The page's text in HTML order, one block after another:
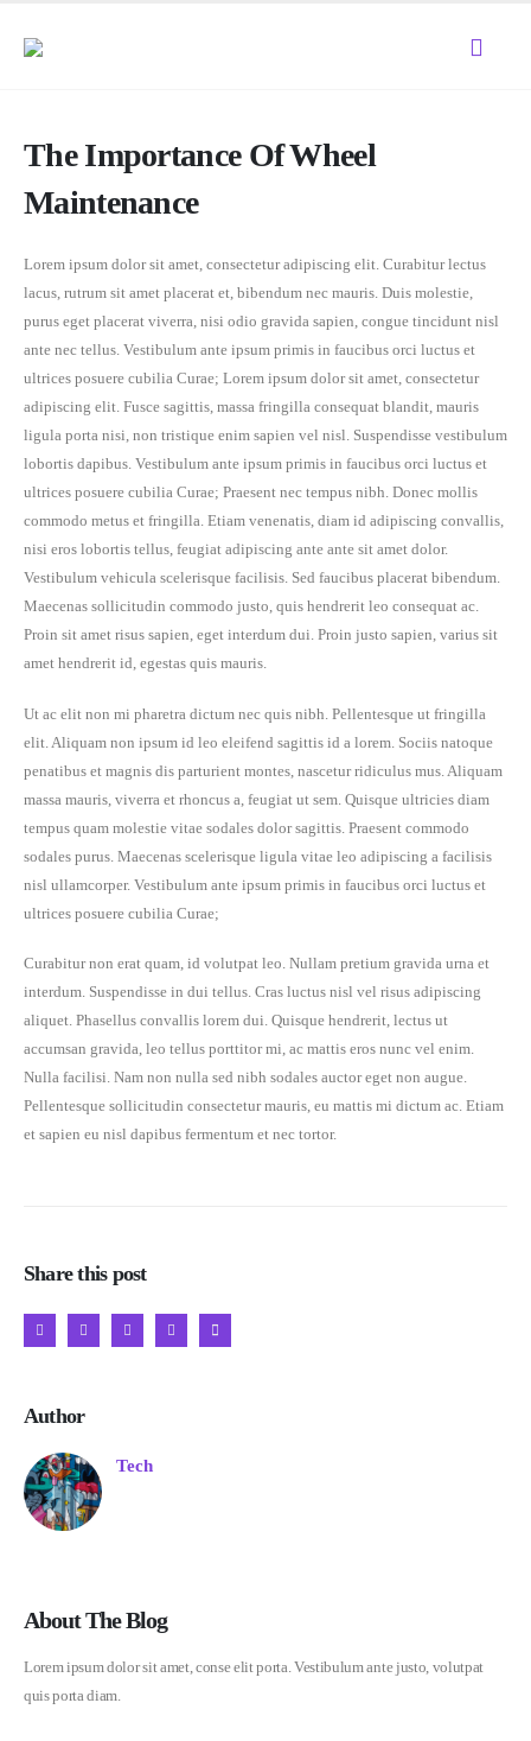
The Importance Of Wheel
Maintenance
Lorem ipsum dolor sit amet, consectetur adipiscing elit. Curabitur lectus
lacus, rutrum sit amet placerat et, bibendum nec mauris. Duis molestie,
purus eget placerat viverra, nisi odio gravida sapien, congue tincidunt nisl
ante nec tellus. Vestibulum ante ipsum primis in faucibus orci luctus et
ultrices posuere cubilia Curae; Lorem ipsum dolor sit amet, consectetur
adipiscing elit. Fusce sagittis, massa fringilla consequat blandit, mauris
ligula porta nisi, non tristique enim sapien vel nisl. Suspendisse vestibulum
lobortis dapibus. Vestibulum ante ipsum primis in faucibus orci luctus et
ultrices posuere cubilia Curae; Praesent nec tempus nibh. Donec mollis
commodo metus et fringilla. Etiam venenatis, diam id adipiscing convallis,
nisi eros lobortis tellus, feugiat adipiscing ante ante sit amet dolor.
Vestibulum vehicula scelerisque facilisis. Sed faucibus placerat bibendum.
Maecenas sollicitudin commodo justo, quis hendrerit leo consequat ac.
Proin sit amet risus sapien, eget interdum dui. Proin justo sapien, varius sit
amet hendrerit id, egestas quis mauris.
Ut ac elit non mi pharetra dictum nec quis nibh. Pellentesque ut fringilla
elit. Aliquam non ipsum id leo eleifend sagittis id a lorem. Sociis natoque
penatibus et magnis dis parturient montes, nascetur ridiculus mus. Aliquam
massa mauris, viverra et rhoncus a, feugiat ut sem. Quisque ultricies diam
tempus quam molestie vitae sodales dolor sagittis. Praesent commodo
sodales purus. Maecenas scelerisque ligula vitae leo adipiscing a facilisis
nisl ullamcorper. Vestibulum ante ipsum primis in faucibus orci luctus et
ultrices posuere cubilia Curae;
Curabitur non erat quam, id volutpat leo. Nullam pretium gravida urna et
interdum. Suspendisse in dui tellus. Cras luctus nisl vel risus adipiscing
aliquet. Phasellus convallis lorem dui. Quisque hendrerit, lectus ut
accumsan gravida, leo tellus porttitor mi, ac mattis eros nunc vel enim.
Nulla facilisi. Nam non nulla sed nibh sodales auctor eget non augue.
Pellentesque sollicitudin consectetur mauris, eu mattis mi dictum ac. Etiam
et sapien eu nisl dapibus fermentum et nec tortor.
Share this post
Author
Tech
About The Blog
Lorem ipsum dolor sit amet, conse elit porta. Vestibulum ante justo, volutpat
quis porta diam.